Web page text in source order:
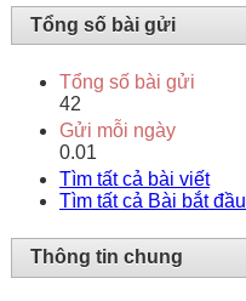
Tổng số bài gửi
Tổng số bài gửi
42
Gửi mỗi ngày
0.01
Tìm tất cả bài viết
Tìm tất cả Bài bắt đầu
Thông tin chung